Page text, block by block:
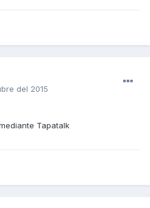
del 2015
Tapatalk